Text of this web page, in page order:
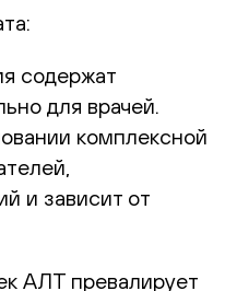
содержат
для врачей.
комплексной
и зависит от
АЛТ превалирует